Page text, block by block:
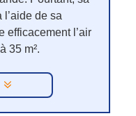
de sa
efficacement l’air
35 m².